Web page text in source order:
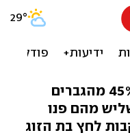
סקר ישראלי חדש מגלה כי 45% מהגברים
מהם פנו
לחץ בת הזוג